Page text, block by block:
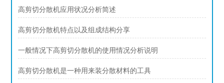
高剪切分散机应用状况分析简述
高剪切分散机特点以及组成结构分享
一般情况下高剪切分散机的使用情况分析说明
高剪切分散机是一种用来装分散材料的工具